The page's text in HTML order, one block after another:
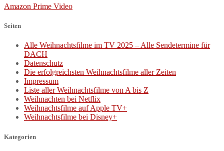
Amazon Prime Video
Seiten
Alle Weihnachtsfilme im TV 2025 – Alle Sendetermine für
DACH
Datenschutz
Die erfolgreichsten Weihnachtsfilme aller Zeiten
Impressum
Liste aller Weihnachtsfilme von A bis Z
Weihnachten bei Netflix
Weihnachtsfilme auf Apple TV+
Weihnachtsfilme bei Disney+
Kategorien